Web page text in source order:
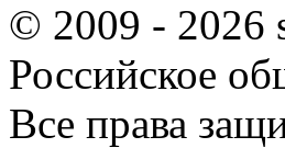
© 2009 -
Российское
Все права